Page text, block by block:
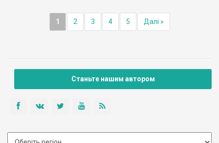
1 2 3 4 5 Далі »
Станьте нашим автором